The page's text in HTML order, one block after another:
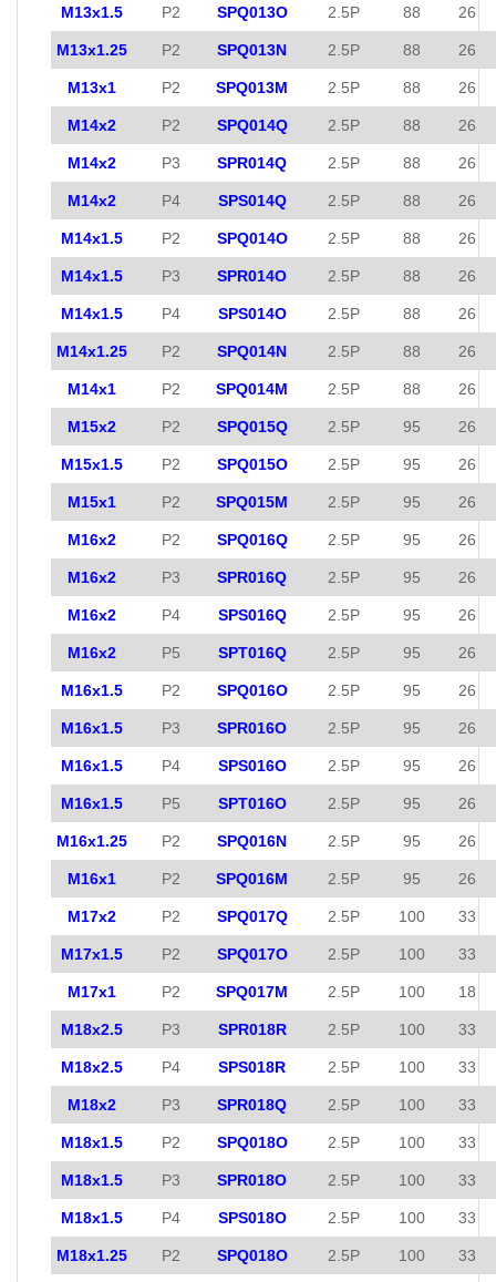
M13x1.5 P2 SPQ013O 2.5P 88 26
M13x1.25 P2 SPQ013N 2.5P 88 26
M13x1 P2 SPQ013M 2.5P 88 26
M14x2 P2 SPQ014Q 2.5P 88 26
M14x2 P3 SPR014Q 2.5P 88 26
M14x2 P4 SPS014Q 2.5P 88 26
M14x1.5 P2 SPQ014O 2.5P 88 26
M14x1.5 P3 SPR014O 2.5P 88 26
M14x1.5 P4 SPS014O 2.5P 88 26
M14x1.25 P2 SPQ014N 2.5P 88 26
M14x1 P2 SPQ014M 2.5P 88 26
M15x2 P2 SPQ015Q 2.5P 95 26
M15x1.5 P2 SPQ015O 2.5P 95 26
M15x1 P2 SPQ015M 2.5P 95 26
M16x2 P2 SPQ016Q 2.5P 95 26
M16x2 P3 SPR016Q 2.5P 95 26
M16x2 P4 SPS016Q 2.5P 95 26
M16x2 P5 SPT016Q 2.5P 95 26
M16x1.5 P2 SPQ016O 2.5P 95 26
M16x1.5 P3 SPR016O 2.5P 95 26
M16x1.5 P4 SPS016O 2.5P 95 26
M16x1.5 P5 SPT016O 2.5P 95 26
M16x1.25 P2 SPQ016N 2.5P 95 26
M16x1 P2 SPQ016M 2.5P 95 26
M17x2 P2 SPQ017Q 2.5P 100 33
M17x1.5 P2 SPQ017O 2.5P 100 33
M17x1 P2 SPQ017M 2.5P 100 18
M18x2.5 P3 SPR018R 2.5P 100 33
M18x2.5 P4 SPS018R 2.5P 100 33
M18x2 P3 SPR018Q 2.5P 100 33
M18x1.5 P2 SPQ018O 2.5P 100 33
M18x1.5 P3 SPR018O 2.5P 100 33
M18x1.5 P4 SPS018O 2.5P 100 33
M18x1.25 P2 SPQ018O 2.5P 100 33